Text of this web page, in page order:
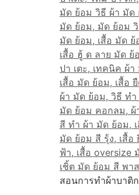
สอนการทำผ้าบาติ